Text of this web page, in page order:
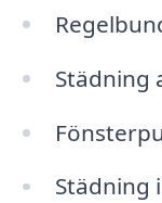
Städning
Städning